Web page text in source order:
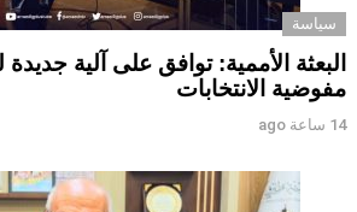
سياسة
البعثة الأممية: توافق على آلية
مفوضية الانتخابات
14 ساعة ago